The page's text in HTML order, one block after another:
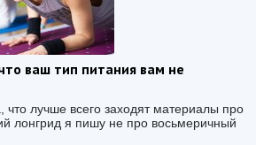
ваш тип питания вам не
что лучше всего заходят материалы про
лонгрид я пишу не про восьмеричный